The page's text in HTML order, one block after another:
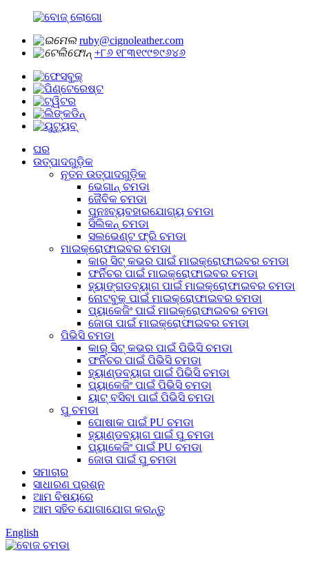
ruby@cignoleather.com
+୮୬ ୧୮୩୧୯୯୭୯୬୪୬
ଘର
ଉତ୍ପାଦଗୁଡ଼ିକ
ନୂତନ ଉତ୍ପାଦଗୁଡ଼ିକ
ଭେଗାନ୍ ଚମଡା
ଜୈବିକ ଚମଡା
ପୁନଃବ୍ୟବହାରଯୋଗ୍ୟ ଚମଡା
ସିଲିକନ୍ ଚମଡା
ସଲଭେଣ୍ଟ ଫ୍ରି ଚମଡା
ମାଇକ୍ରୋଫାଇବର ଚମଡା
କାର ସିଟ୍ କଭର ପାଇଁ ମାଇକ୍ରୋଫାଇବର ଚମଡା
ଫର୍ନିଚର ପାଇଁ ମାଇକ୍ରୋଫାଇବର ଚମଡା
ହ୍ୟାଙ୍ଗଡବ୍ୟାଗ ପାଇଁ ମାଇକ୍ରୋଫାଇବର ଚମଡା
ନୋଟବୁକ୍ ପାଇଁ ମାଇକ୍ରୋଫାଇବର ଚମଡା
ପ୍ୟାକେଜିଂ ପାଇଁ ମାଇକ୍ରୋଫାଇବର ଚମଡା
ଜୋତା ପାଇଁ ମାଇକ୍ରୋଫାଇବର ଚମଡା
ପିଭିସି ଚମଡା
କାର୍ ସିଟ୍ କଭର ପାଇଁ ପିଭିସି ଚମଡା
ଫର୍ନିଚର ପାଇଁ ପିଭିସି ଚମଡା
ହ୍ୟାଣ୍ଡବ୍ୟାଗ ପାଇଁ ପିଭିସି ଚମଡା
ପ୍ୟାକେଜିଂ ପାଇଁ ପିଭିସି ଚମଡା
ୟାଟ୍ ବସିବା ପାଇଁ ପିଭିସି ଚମଡା
ପୁ ଚମଡା
ପୋଷାକ ପାଇଁ PU ଚମଡା
ହ୍ୟାଣ୍ଡବ୍ୟାଗ ପାଇଁ ପୁ ଚମଡା
ପ୍ୟାକେଜିଂ ପାଇଁ PU ଚମଡା
ଜୋତା ପାଇଁ ପୁ ଚମଡା
ସମାଚାର
ସାଧାରଣ ପ୍ରଶ୍ନ
ଆମ ବିଷୟରେ
ଆମ ସହିତ ଯୋଗାଯୋଗ କରନ୍ତୁ
English